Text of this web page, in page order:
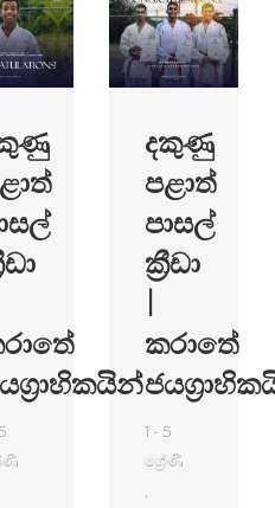
දකුණු
පළාත්
පාසල්
ක්‍රීඩා
කරාතේ
1 - 5
ශ්‍රේණි